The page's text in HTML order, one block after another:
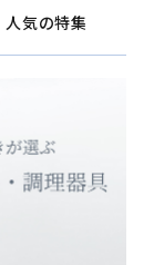
人気の特集